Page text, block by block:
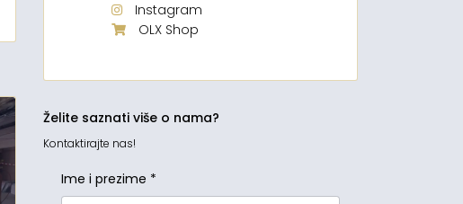
Instagram
OLX Shop
Želite saznati više o nama?
Kontaktirajte nas!
Ime i prezime *